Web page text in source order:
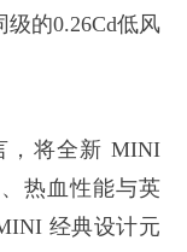
的0.26Cd低风
，将全新 MINI
热血性能与英
经典设计元